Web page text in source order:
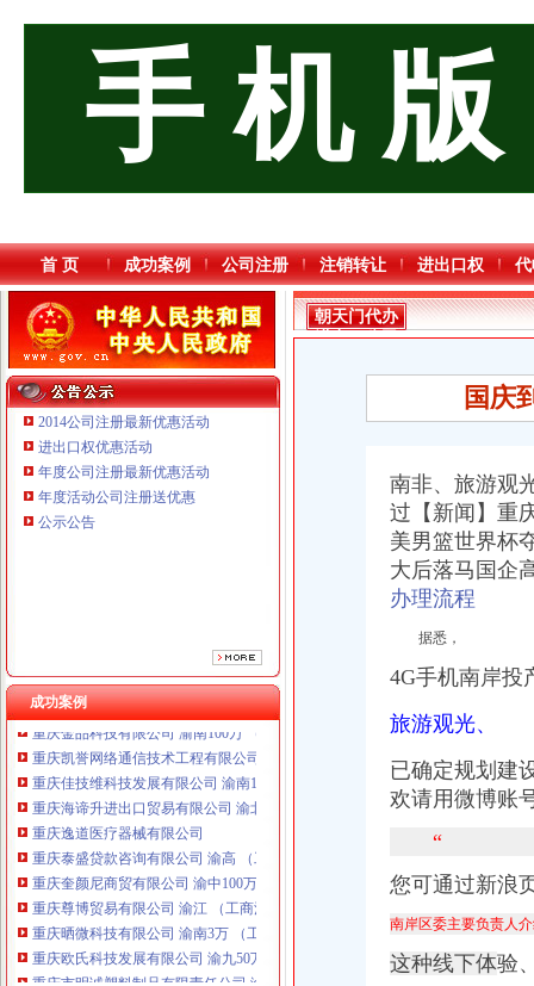
手 机 版
首 页 成功案例 公司注册 注销转让 进出口权
2014公司注册最新优惠活动
进出口权优惠活动
年度公司注册最新优惠活动
年度活动公司注册送优惠
公示公告
成功案例
重庆海谛升进出口贸易有限公司 渝北100万 （进出口权）
重庆逸道医疗器械有限公司
重庆欧氏科技发展有限公司 渝九50万 （进出口权）
重庆市明诚塑料制品有限责任公司 渝高100万 （进出口权）
重庆金品科技有限公司 渝南100万 （进出口权）
重庆凯誉网络通信技术工程有限公司 渝中300万 （工商变更）
重庆佳技维科技发展有限公司 渝南100万 （进出口权）
重庆海谛升进出口贸易有限公司 渝北100万 （进出口权）
重庆逸道医疗器械有限公司
重庆泰盛贷款咨询有限公司 渝高 （工商注册）
重庆奎颜尼商贸有限公司 渝中100万 （工商注册）
重庆尊博贸易有限公司 渝江 （工商注册）
重庆晒微科技有限公司 渝南3万 （工商注册）
重庆欧氏科技发展有限公司 渝九50万 （进出口权）
重庆市明诚塑料制品有限责任公司 渝高100万 （进出口权）
重庆金品科技有限公司 渝南100万 （进出口权）
朝天门代办
进出口公司
国庆
南非、旅游观
过【新闻】重
美男篮世界杯
大后落马国企
办理流程
据悉，
4G手机南岸
旅游观光、
已确定规划建
欢请用微博账
“
您可通过新浪
南岸区委主要负责人
这种线下体验